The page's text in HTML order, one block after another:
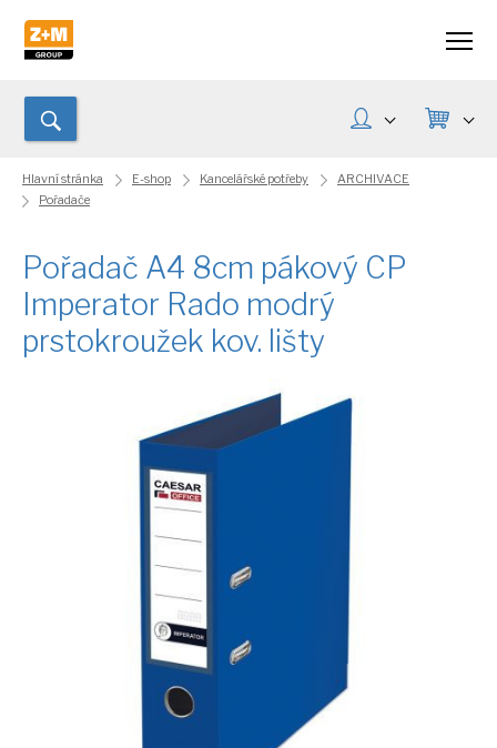
Hlavní stránka E-shop Kancelářské potřeby
ARCHIVACE
Pořadače
Pořadač A4 8cm pákový CP
Imperator Rado modrý
prstokroužek kov. lišty